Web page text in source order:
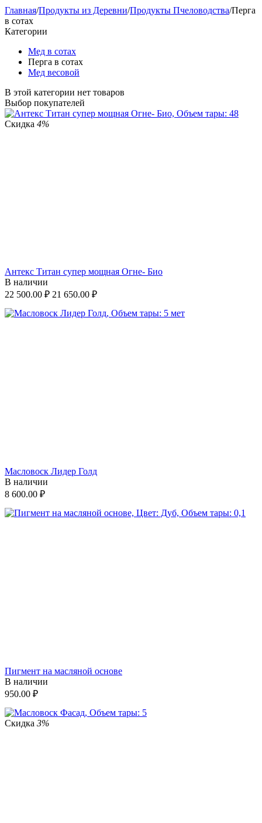
Главная/Продукты из Деревни/Продукты Пчеловодства/Перга
в сотах
Категории
Мед в сотах
Перга в сотах
Мед весовой
В этой категории нет товаров
Выбор покупателей
Скидка 4%
Антекс Титан супер мощная Огне- Био
В наличии
22 500.00 ₽ 21 650.00 ₽
Масловоск Лидер Голд
В наличии
8 600.00 ₽
Пигмент на масляной основе
В наличии
950.00 ₽
Скидка 3%